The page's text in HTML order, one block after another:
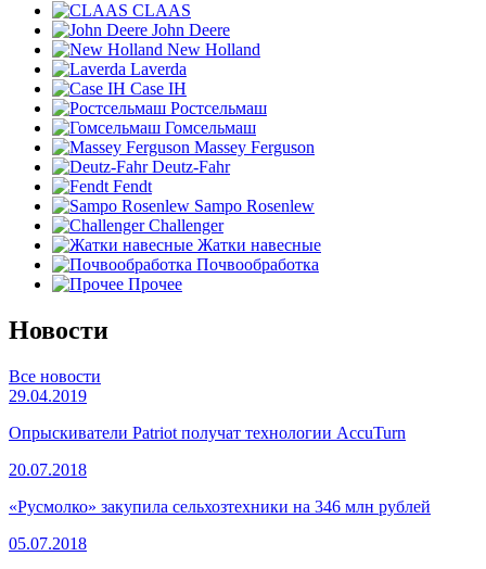
CLAAS
John Deere
New Holland
Laverda
Case IH
Ростсельмаш
Гомсельмаш
Massey Ferguson
Deutz-Fahr
Fendt
Sampo Rosenlew
Challenger
Жатки навесные
Почвообработка
Прочее
Новости
Все новости
29.04.2019
Опрыскиватели Patriot получат технологии AccuTurn
20.07.2018
«Русмолко» закупила сельхозтехники на 346 млн рублей
05.07.2018